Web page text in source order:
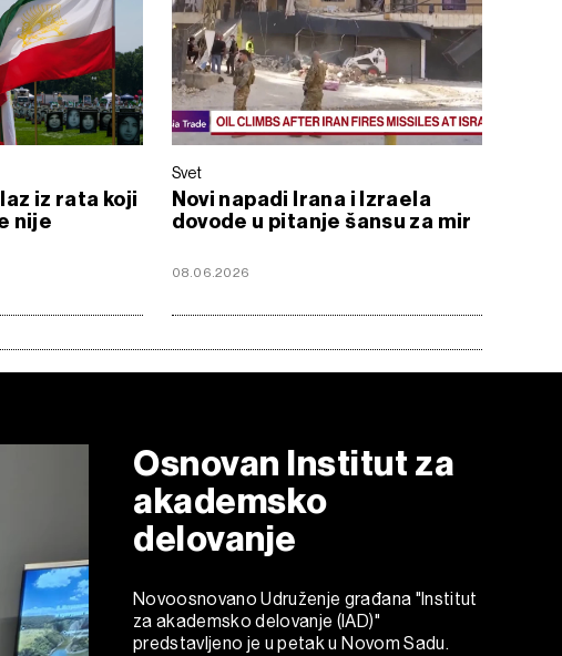
iz rata koji
nije
Svet
Novi napadi Irana i Izraela
dovode u pitanje šansu za mir
08.06.2026
Osnovan Institut za
akademsko
delovanje
Novoosnovano Udruženje građana "Institut
za akademsko delovanje (IAD)"
predstavljeno je u petak u Novom Sadu.